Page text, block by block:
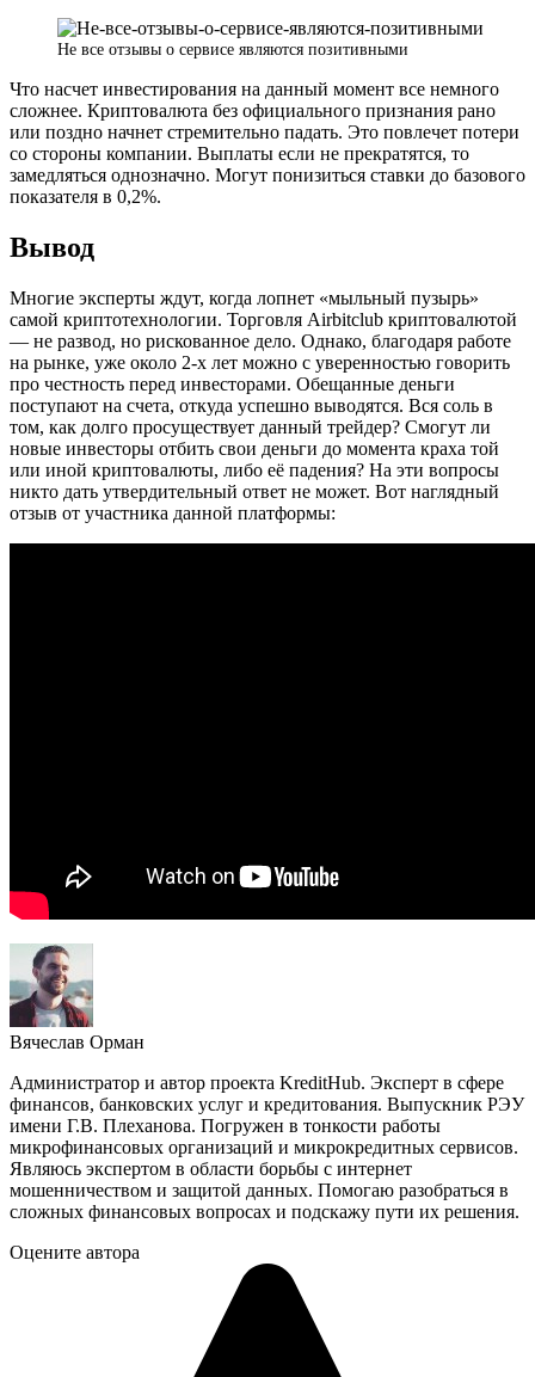
Не все отзывы о сервисе являются позитивными
Что насчет инвестирования на данный момент все немного
сложнее. Криптовалюта без официального признания рано
или поздно начнет стремительно падать. Это повлечет потери
со стороны компании. Выплаты если не прекратятся, то
замедляться однозначно. Могут понизиться ставки до базового
показателя в 0,2%.
Вывод
Многие эксперты ждут, когда лопнет «мыльный пузырь»
самой криптотехнологии. Торговля Airbitclub криптовалютой
— не развод, но рискованное дело. Однако, благодаря работе
на рынке, уже около 2-х лет можно с уверенностью говорить
про честность перед инвесторами. Обещанные деньги
поступают на счета, откуда успешно выводятся. Вся соль в
том, как долго просуществует данный трейдер? Смогут ли
новые инвесторы отбить свои деньги до момента краха той
или иной криптовалюты, либо её падения? На эти вопросы
никто дать утвердительный ответ не может. Вот наглядный
отзыв от участника данной платформы:
Вячеслав Орман
Администратор и автор проекта KreditHub. Эксперт в сфере
финансов, банковских услуг и кредитования. Выпускник РЭУ
имени Г.В. Плеханова. Погружен в тонкости работы
микрофинансовых организаций и микрокредитных сервисов.
Являюсь экспертом в области борьбы с интернет
мошенничеством и защитой данных. Помогаю разобраться в
сложных финансовых вопросах и подскажу пути их решения.
Оцените автора